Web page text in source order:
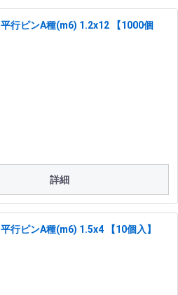
行ピンA種(m6) 1.2x12 【1000個
詳細
行ピンA種(m6) 1.5x4 【10個入】